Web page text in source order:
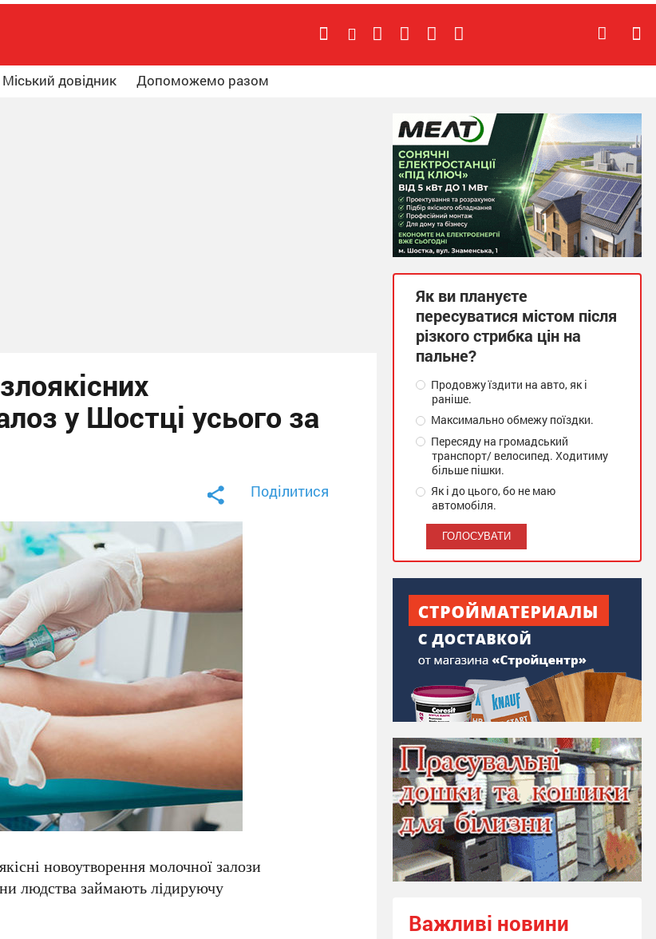
Міський довідник Допоможемо разом
у Шостці усього за
Поділитися
новоутворення молочної залози
людства займають лідируючу
Як ви плануєте
пересуватися містом після
різкого стрибка цін на
пальне?
Продовжу їздити на авто, як і
раніше.
Максимально обмежу поїздки.
Пересяду на громадський
транспорт/ велосипед. Ходитиму
більше пішки.
Як і до цього, бо не маю
автомобіля.
Важливі новини